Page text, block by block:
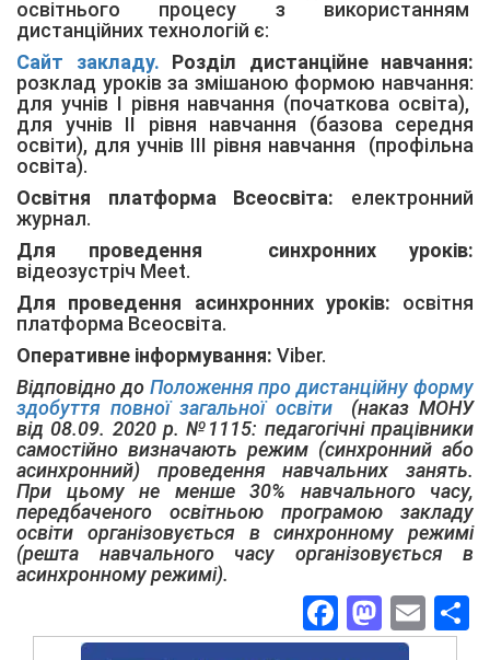
освітнього процесу з використанням
дистанційних технологій є:
Сайт закладу. Розділ дистанційне навчання:
розклад уроків за змішаною формою навчання:
для учнів І рівня навчання (початкова освіта),
для учнів ІІ рівня навчання (базова середня
освіти), для учнів ІІІ рівня навчання (профільна
освіта).
Освітня платформа Всеосвіта: електронний
журнал.
Для проведення синхронних уроків:
відеозустріч Meet.
Для проведення асинхронних уроків: освітня
платформа Всеосвіта.
Оперативне інформування: Viber.
Відповідно до Положення про дистанційну форму
здобуття повної загальної освіти (наказ МОНУ
від 08.09. 2020 р. №1115: педагогічні працівники
самостійно визначають режим (синхронний або
асинхронний) проведення навчальних занять.
При цьому не менше 30% навчального часу,
передбаченого освітньою програмою закладу
освіти організовується в синхронному режимі
(решта навчального часу організовується в
асинхронному режимі).
Facebook